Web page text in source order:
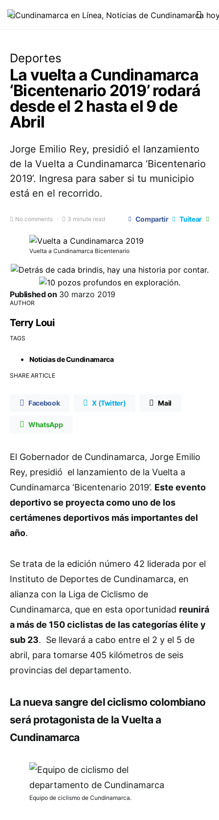
Deportes
La vuelta a Cundinamarca
‘Bicentenario 2019’ rodará
desde el 2 hasta el 9 de
Abril
Jorge Emilio Rey, presidió el lanzamiento
de la Vuelta a Cundinamarca ‘Bicentenario
2019’. Ingresa para saber si tu municipio
está en el recorrido.
No comments 3 minute read Compartir Tuitear
Vuelta a Cundinamarca Bicentenario
Published on 30 marzo 2019
AUTHOR
Terry Loui
TAGS
Noticias de Cundinamarca
SHARE ARTICLE
Facebook X (Twitter) Mail
WhatsApp
El Gobernador de Cundinamarca, Jorge Emilio
Rey, presidió el lanzamiento de la Vuelta a
Cundinamarca ‘Bicentenario 2019’. Este evento
deportivo se proyecta como uno de los
certámenes deportivos más importantes del
año.
Se trata de la edición número 42 liderada por el
Instituto de Deportes de Cundinamarca, en
alianza con la Liga de Ciclismo de
Cundinamarca, que en esta oportunidad reunirá
a más de 150 ciclistas de las categorías élite y
sub 23. Se llevará a cabo entre el 2 y el 5 de
abril, para tomarse 405 kilómetros de seis
provincias del departamento.
La nueva sangre del ciclismo colombiano
será protagonista de la Vuelta a
Cundinamarca
Equipo de ciclismo de Cundinamarca.